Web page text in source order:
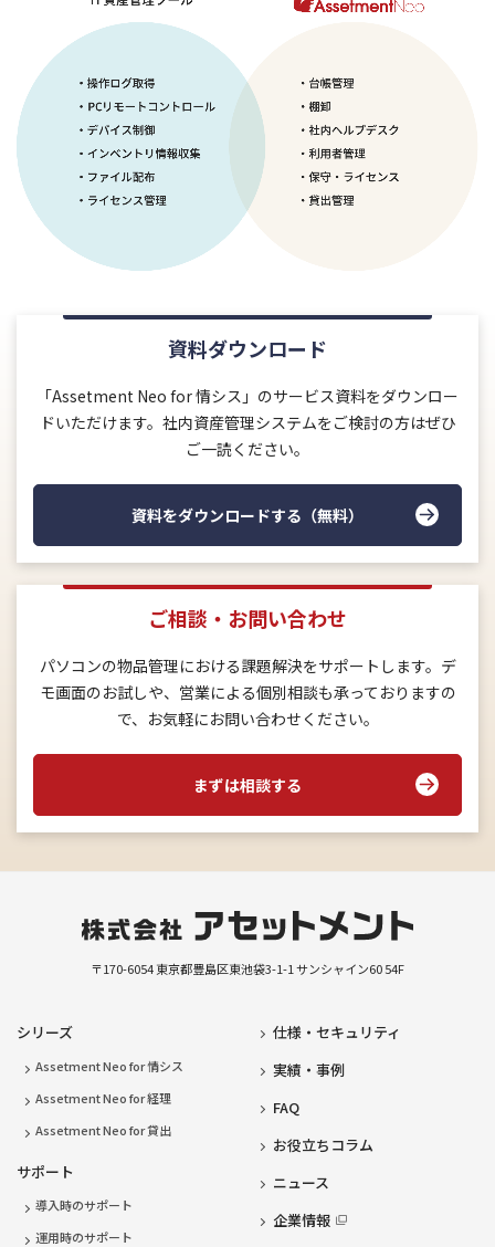
資料ダウンロード
「Assetment Neo for 情シス」のサービス資料をダウンロー
ドいただけます。社内資産管理システムをご検討の方はぜひ
ご一読ください。
資料をダウンロードする（無料）
ご相談・お問い合わせ
パソコンの物品管理における課題解決をサポートします。デ
モ画面のお試しや、営業による個別相談も承っておりますの
で、お気軽にお問い合わせください。
まずは相談する
〒170-6054東京都豊島区東池袋3-1-1 サンシャイン60 54F
シリーズ
Assetment Neo for 情シス
Assetment Neo for 経理
Assetment Neo for 貸出
サポート
導入時のサポート
運用時のサポート
仕様・セキュリティ
実績・事例
FAQ
お役立ちコラム
ニュース
企業情報